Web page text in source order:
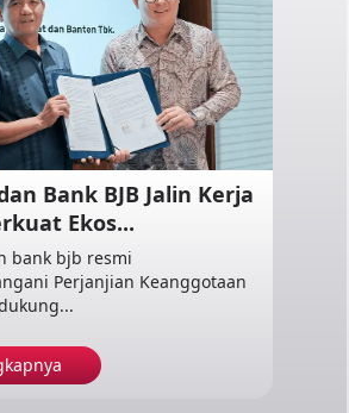
Bank BJB Jalin Kerja
Ekos...
bank bjb resmi
Perjanjian Keanggotaan